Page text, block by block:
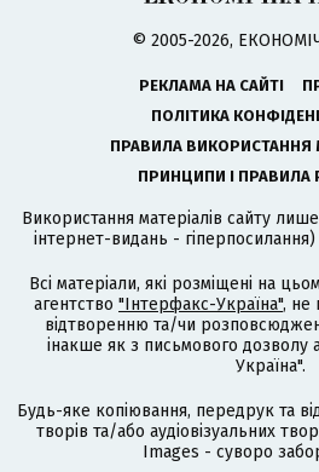
© 2005-2026,
РЕКЛАМА НА САЙТІ
ПОЛІТИКА
ПРАВИЛА ВИКОРИСТАННЯ
ПРИНЦИПИ І ПРАВИЛА
Використання матеріалів сайту
інтернет-видань -
Всі матеріали, які розміщені на
агентство "Інтерфакс-Україна", не
відтворенню та/чи
інакше як з письмового дозволу
Україна".
Будь-яке копіювання, передрук та
творів та/або аудіовізуальних
Images - суворо